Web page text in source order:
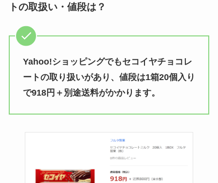
トの取扱い・値段は？
Yahoo!ショッピングでもセコイヤチョコレ
ートの取り扱いがあり、値段は1箱20個入り
で918円＋別途送料がかかります。